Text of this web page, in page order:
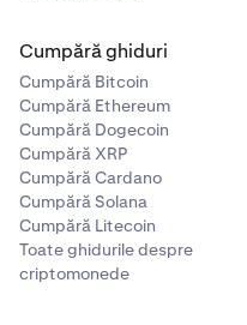
Cumpără ghiduri
Cumpără Bitcoin
Cumpără Ethereum
Cumpără Dogecoin
Cumpără XRP
Cumpără Cardano
Cumpără Solana
Cumpără Litecoin
Toate ghidurile despre
criptomonede